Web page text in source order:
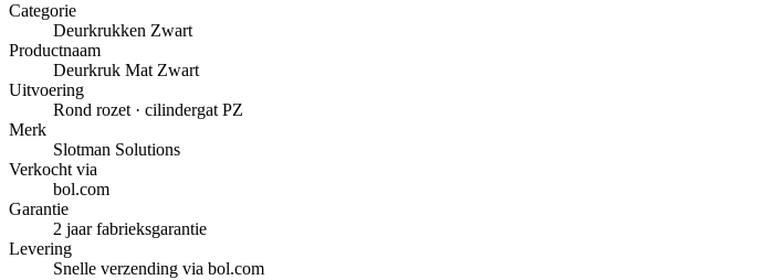
Categorie
Deurkrukken Zwart
Productnaam
Deurkruk Mat Zwart
Uitvoering
Rond rozet · cilindergat PZ
Merk
Slotman Solutions
Verkocht via
bol.com
Garantie
2 jaar fabrieksgarantie
Levering
Snelle verzending via bol.com